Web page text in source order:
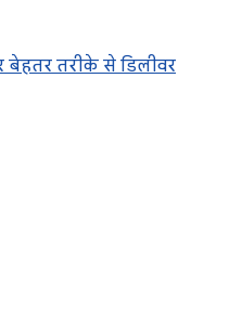
तरीके से डिलीवर